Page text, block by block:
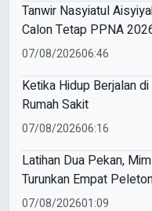
Tanwir Nasyiatul
Calon Tetap PPNA
Gunakan Sistem E-Voting
07/08/202606:46
Ketika Hidup Berjalan
Rumah Sakit
07/08/202606:16
Latihan Dua Pekan,
Turunkan Empat
Ke-81 RI Kecamatan
07/08/202601:09